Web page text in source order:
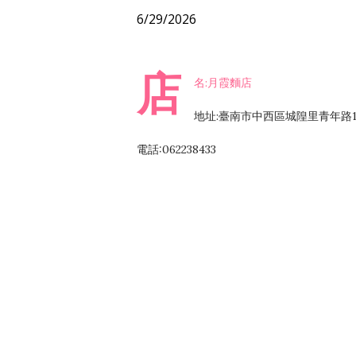
6/29/2026
店 名:月霞麵店
地址:臺南市中西區城隍里青年路
電話:062238433